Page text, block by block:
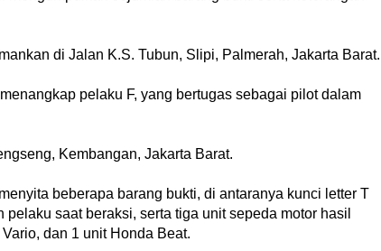
di Jalan K.S. Tubun, Slipi, Palmerah, Jakarta Barat.
pelaku F, yang bertugas sebagai pilot dalam
Kembangan, Jakarta Barat.
beberapa barang bukti, di antaranya kunci letter T
saat beraksi, serta tiga unit sepeda motor hasil
dan 1 unit Honda Beat.